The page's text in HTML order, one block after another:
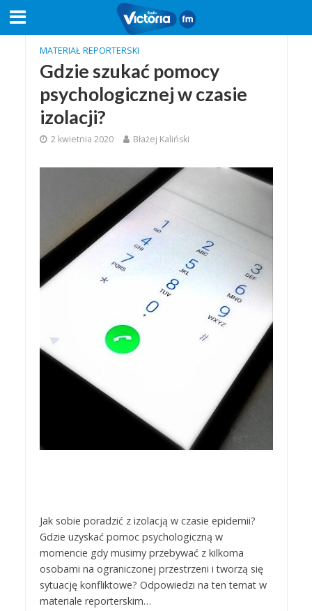
MATERIAŁ REPORTERSKI
Gdzie szukać pomocy
psychologicznej w czasie
izolacji?
2 kwietnia 2020 Błażej Kaliński
Jak sobie poradzić z izolacją w czasie epidemii?
Gdzie uzyskać pomoc psychologiczną w
momencie gdy musimy przebywać z kilkoma
osobami na ograniczonej przestrzeni i tworzą się
sytuację konfliktowe? Odpowiedzi na ten temat w
materiale reporterskim…